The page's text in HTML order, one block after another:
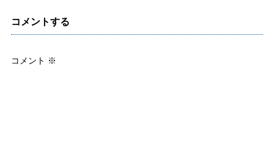
コメントする
コメント ※